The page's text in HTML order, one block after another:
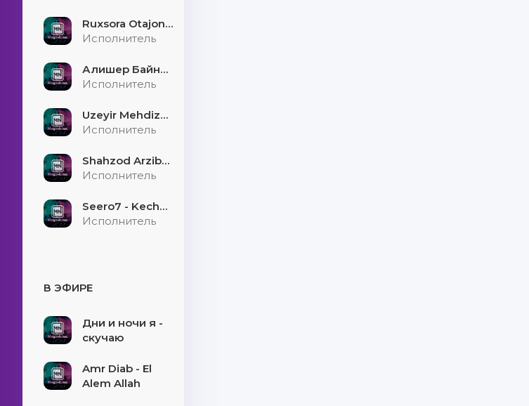
Ruxsora Otajonova & Bahrom Davr - Sevgimiz soxtamidi
Исполнитель
Алишер Байниязов - Қарауыллап
Исполнитель
Uzeyir Mehdizade - Hekaye
Исполнитель
Shahzod Arzibayev - Egilmasin yigitni boshi
Исполнитель
Seero7 - Kecholmadim
Исполнитель
В ЭФИРЕ
Дни и ночи я -
скучаю
Amr Diab - El
Alem Allah